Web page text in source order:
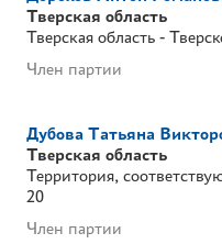
Тверская область
Тверская область -
Член партии
Дубова Татьяна
Тверская область
Территория,
20
Член партии